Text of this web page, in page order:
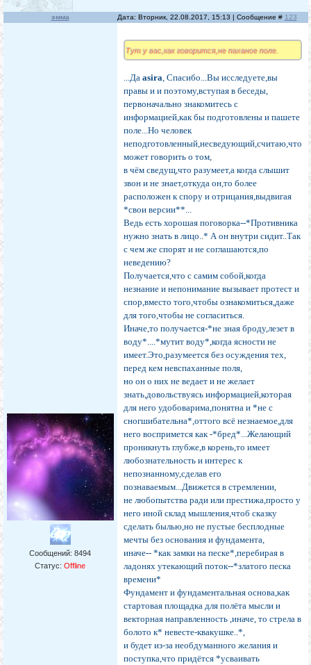
эмма Дата: Вторник, 22.08.2017, 15:13 | Сообщение # 123
Сообщений: 8494
Статус: Offline
Тут у вас,как говорится,не паханое поле.
...Да asira, Спасибо...Вы исследуете,вы
правы и и поэтому,вступая в беседы,
первоначально знакомитесь с
информацией,как бы подготовлены и пашете
поле...Но человек
неподготовленный,несведующий,считаю,что
может говорить о том,
в чём сведущ,что разумеет,а когда слышит
звон и не знает,откуда он,то более
расположен к спору и отрицания,выдвигая
*свои версии**...
Ведь есть хорошая поговорка--*Противника
нужно знать в лицо..* А он внутри сидит..Так
с чем же спорят и не соглашаются,по
неведению?
Получается,что с самим собой,когда
незнание и непонимание вызывает протест и
спор,вместо того,чтобы ознакомиться,даже
для того,чтобы не согласиться.
Иначе,то получается-*не зная броду,лезет в
воду*....*мутит воду*,когда ясности не
имеет.Это,разумеется без осуждения тех,
перед кем невспаханные поля,
но он о них не ведает и не желает
знать,довольствуясь информацией,которая
для него удобоварима,понятна и *не с
сногшибательна*,оттого всё незнаемое,для
него воспримется как -*бред*...Желающий
проникнуть глубже,в корень,то имеет
любознательность и интерес к
непознанному,сделав его
познаваемым...Движется в стремлении,
не любопытства ради или престижа,просто у
него иной склад мышления,чтоб сказку
сделать былью,но не пустые бесплодные
мечты без основания и фундамента,
иначе-- *как замки на песке*,перебирая в
ладонях утекающий поток--*златого песка
времени*
Фундамент и фундаментальная основа,как
стартовая площадка для полёта мысли и
векторная направленность ,иначе, то стрела в
болото к* невесте-квакушке..*,
и будет из-за необдуманного желания и
поступка,что придётся *усваивать